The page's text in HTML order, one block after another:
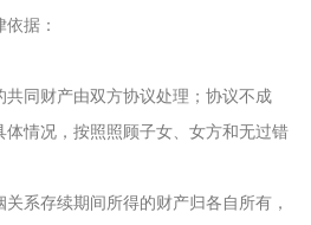
据：
同财产由双方协议处理；协议不成
情况，按照照顾子女、女方和无过错
系存续期间所得的财产归各自所有，